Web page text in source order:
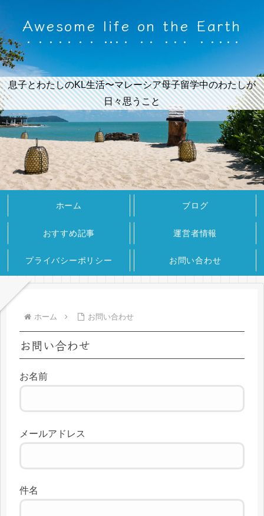
Awesome life on the Earth
息子とわたしのKL生活〜マレーシア母子留学中のわたしが
日々思うこと
ホーム ブログ
おすすめ記事 運営者情報
プライバシーポリシー お問い合わせ
ホーム お問い合わせ
お問い合わせ
お名前
メールアドレス
件名